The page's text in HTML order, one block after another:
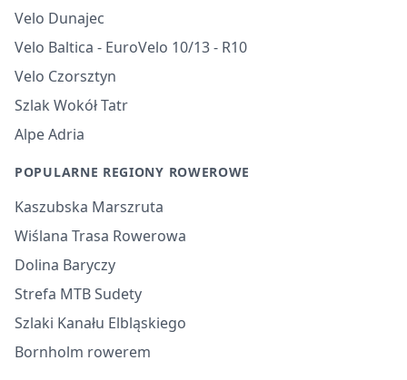
Velo Dunajec
Velo Baltica - EuroVelo 10/13 - R10
Velo Czorsztyn
Szlak Wokół Tatr
Alpe Adria
POPULARNE REGIONY ROWEROWE
Kaszubska Marszruta
Wiślana Trasa Rowerowa
Dolina Baryczy
Strefa MTB Sudety
Szlaki Kanału Elbląskiego
Bornholm rowerem